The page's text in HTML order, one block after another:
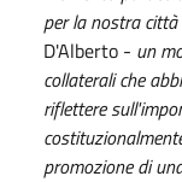
per la nostra città
D'Alberto - un
collaterali che
riflettere
promozione di